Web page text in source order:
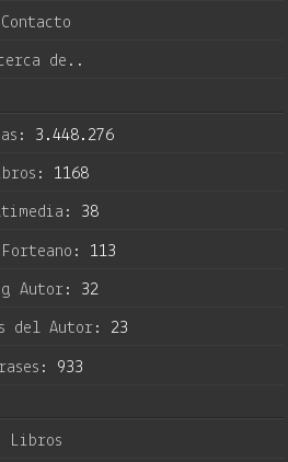
Contacto
de..
3.448.276
1168
38
113
Autor: 32
del Autor: 23
933
Libros